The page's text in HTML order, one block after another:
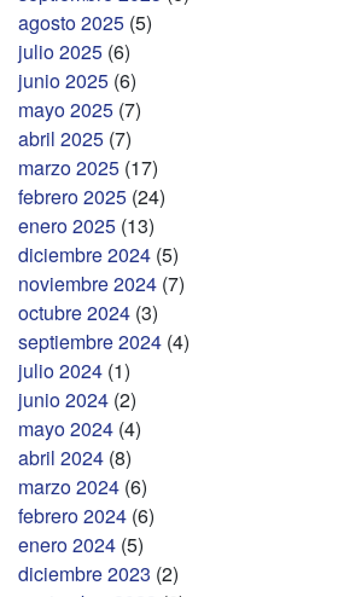
agosto 2025 (5)
julio 2025 (6)
junio 2025 (6)
mayo 2025 (7)
abril 2025 (7)
marzo 2025 (17)
febrero 2025 (24)
enero 2025 (13)
diciembre 2024 (5)
noviembre 2024 (7)
octubre 2024 (3)
septiembre 2024 (4)
julio 2024 (1)
junio 2024 (2)
mayo 2024 (4)
abril 2024 (8)
marzo 2024 (6)
febrero 2024 (6)
enero 2024 (5)
diciembre 2023 (2)